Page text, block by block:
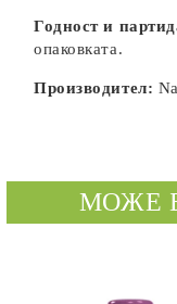
Годност и
опаковката.
Производител:
МОЖЕ